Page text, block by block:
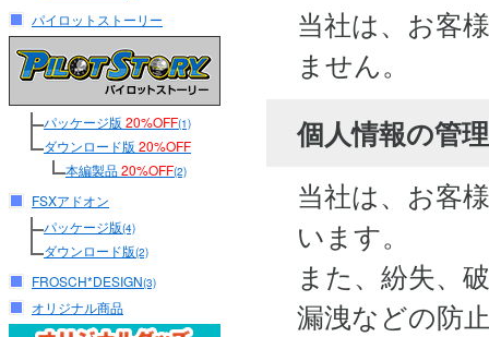
パイロットストーリー
パッケージ版 20%OFF(1)
ダウンロード版 20%OFF
本編製品20%OFF(2)
FSXアドオン
パッケージ版(4)
ダウンロード版(2)
FROSCH*DESIGN(3)
オリジナル商品
当社は、お客
ません。
個人情報の管
当社は、お客
います。
また、紛失、
漏洩などの防